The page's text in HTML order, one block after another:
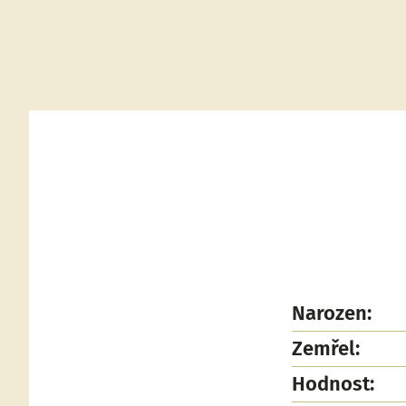
Narozen:
Zemřel:
Hodnost: